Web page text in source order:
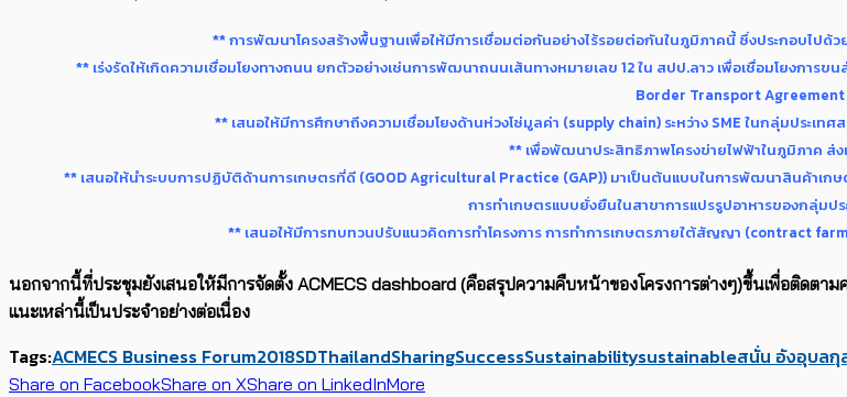
** การพัฒนาโครงสร้างพื้นฐานเพื่อให้มีการเชื่อมต่อกันอย่างไร้รอยต่อกันในภูมิภาคนี้ ซึ่งประกอบไป
** เร่งรัดให้เกิดความเชื่อมโยงทางถนน ยกตัวอย่างเช่นการพัฒนาถนนเส้นทางหมายเลข 12 ใน สปป.ลาว เพื่อเชื่อมโยงการข
Border Transport Agreement
** เสนอให้มีการศึกษาถึงความเชื่อมโยงด้านห่วงโซ่มูลค่า (supply chain) ระหว่าง SME ในกลุ่มประเทศ
** เพื่อพัฒนาประสิทธิภาพโครงข่ายไฟฟ้าในภูมิภาค ส่งเ
** เสนอให้นำระบบการปฏิบัติด้านการเกษตรที่ดี (GOOD Agricultural Practice (GAP)) มาเป็นต้นแบบในการพัฒนาสินค้าเกษตร
การทำเกษตรแบบยั่งยืนในสาขาการแปรรูปอาหารของกลุ่มปร
** เสนอให้มีการทบทวนปรับแนวคิดการทำโครงการ การทำการเกษตรภายใต้สัญญา (contract
นอกจากนี้ที่ประชุมยังเสนอให้มีการจัดตั้ง ACMECS dashboard (คือสรุปความคืบหน้าของโครงการต่างๆ)ขึ้นเพื่อติดต
แนะเหล่านี้เป็นประจำอย่างต่อเนื่อง
Tags:ACMECS Business Forum2018SDThailandSharingSuccessSustainabilitysustainableสนั่น อังอุบลกุ
Share on FacebookShare on XShare on LinkedInMore